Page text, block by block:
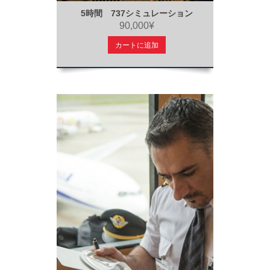
5時間 737シミュレーション
90,000¥
カートに追加